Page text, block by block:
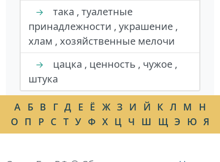
→
така , туалетные
принадлежности , украшение ,
хлам , хозяйственные мелочи
→
цацка , ценность , чужое ,
штука
А Б В Г Д Е Ё Ж З И Й К Л М
Н
О П Р С Т У Ф Х Ц Ч Ш Щ Э Ю Я